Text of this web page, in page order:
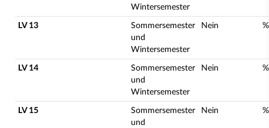
Wintersemester
LV 13
Sommersemester
und
Wintersemester
Nein %
LV 14
Sommersemester
und
Wintersemester
Nein %
LV 15
Sommersemester
und
Nein %